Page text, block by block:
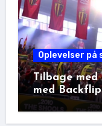
Oplevelser på
Tilbage
med